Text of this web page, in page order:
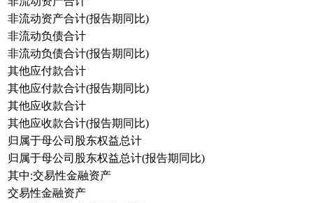
非流动资产合计(报告期同比)
非流动负债合计
非流动负债合计(报告期同比)
其他应付款合计
其他应付款合计(报告期同比)
其他应收款合计
其他应收款合计(报告期同比)
归属于母公司股东权益总计
归属于母公司股东权益总计(报告期同比)
其中:交易性金融资产
交易性金融资产